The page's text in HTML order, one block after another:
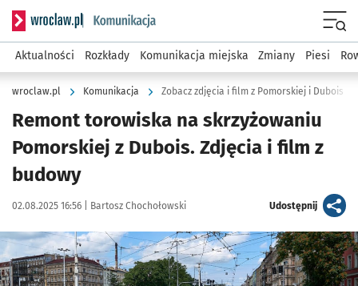
Serwis informacyjny wroclaw.pl podserwis: Komunikacja
Aktualności Rozkłady Komunikacja miejska Zmiany Piesi
wroclaw.pl Komunikacja Zobacz zdjęcia i film z Pomorskiej i Dubois
Remont torowiska na skrzyżowaniu
Pomorskiej z Dubois. Zdjęcia i film z
budowy
Data publikacji:
02.08.2025 16:56 | Autor:
Bartosz Chochołowski Udostępnijartykuł
Kliknij, aby zobaczyć galerię
Kliknij, aby powiększyć